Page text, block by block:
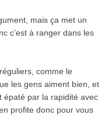
mais ça met un
c’est à ranger dans les
comme le
les gens aiment bien, et
épaté par la rapidité avec
profite donc pour vous